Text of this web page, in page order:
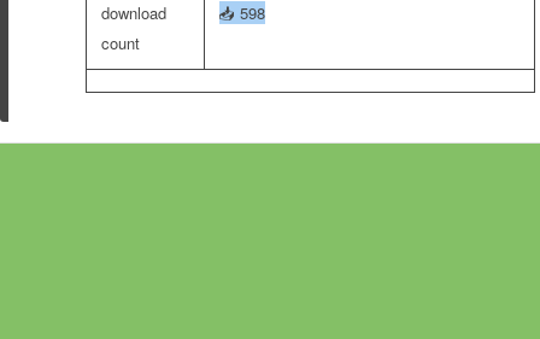
download
count
📥 598